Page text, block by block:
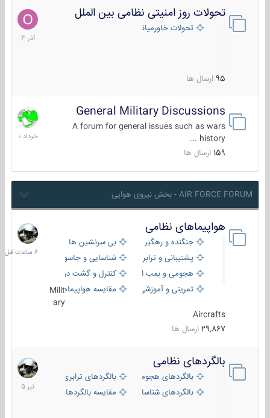
تحولات روز امنیتی نظامی بین الملل
تحولات خاورمیانه
95 ارسال ها
21
آذر
1403
General Military Discussions
A forum for general issues such as wars
history ...
159 ارسال ها
10
خرداد
1400
AIR FORCE FORUM - بخش نیروی هوایی
هواپیماهای نظامی
جنگنده و رهگیر
بی سرنشین ها
پشتیبانی و ترابری
شناسایی و جاسوسی
هجومی و بمب افکن
کنترل و گشت دریایی
تمرینی و آموزشی
مقایسه هواپیماهاMilit
ary
Aircrafts
29,867 ارسال ها
6
ساعات
قبل
بالگردهای نظامی
بالگردهای هجومی
بالگردهای ترابری
بالگردهای شناسایی
مقایسه بالگردها
22
تیر
1405